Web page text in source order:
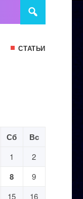
СТАТЬИ
Сб Вс
1
2
8
9
15
16